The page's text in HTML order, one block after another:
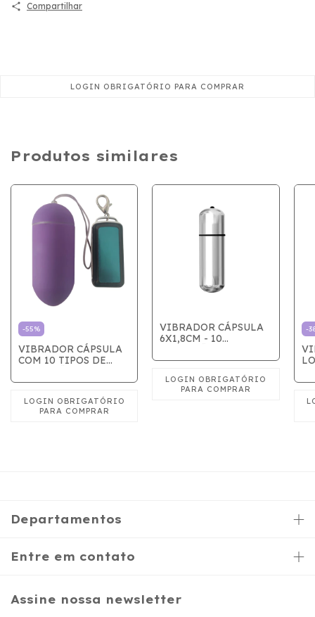
Compartilhar
Produtos similares
-55%
VIBRADOR CÁPSULA
COM 10 TIPOS DE
VIBRADOR CÁPSULA
6X1,8CM - 10
-
Departamentos
Entre em contato
Assine nossa newsletter